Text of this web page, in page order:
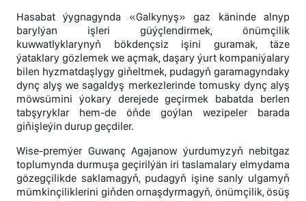
Hasabat ýygnagynda «Galkynyş» gaz käninde alnyp
barylýan işleri güýçlendirmek, önümçilik
kuwwatlyklarynyň bökdençsiz işini guramak, täze
ýataklary gözlemek we açmak, daşary ýurt kompaniýalary
bilen hyzmatdaşlygy giňeltmek, pudagyň garamagyndaky
dynç alyş we sagaldyş merkezlerinde tomusky dynç alyş
möwsümini ýokary derejede geçirmek babatda berlen
tabşyryklar hem-de öňde goýlan wezipeler barada
giňişleýin durup geçdiler.
Wise-premýer Guwanç Agajanow ýurdumyzyň nebitgaz
toplumynda durmuşa geçirilýän iri taslamalary elmydama
gözegçilikde saklamagyň, pudagyň işine sanly ulgamyň
mümkinçiliklerini giňden ornaşdyrmagyň, önümçilik, ösüş